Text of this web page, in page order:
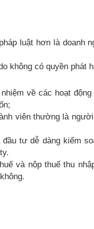
luật hơn là doanh
không có quyền phát
về các hoạt
viên thường là
tư dễ dàng kiểm
và nộp thuế thu